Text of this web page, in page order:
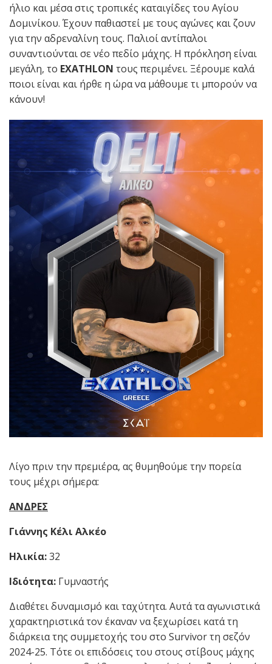
ήλιο και μέσα στις τροπικές καταιγίδες του Αγίου
Δομινίκου. Έχουν παθιαστεί με τους αγώνες και ζουν
για την αδρεναλίνη τους. Παλιοί αντίπαλοι
συναντιούνται σε νέο πεδίο μάχης. Η πρόκληση είναι
μεγάλη, το EXATHLON τους περιμένει. Ξέρουμε καλά
ποιοι είναι και ήρθε η ώρα να μάθουμε τι μπορούν να
κάνουν!
Λίγο πριν την πρεμιέρα, ας θυμηθούμε την πορεία
τους μέχρι σήμερα:
ΑΝΔΡΕΣ
Γιάννης Κέλι Αλκέο
Ηλικία:32
Ιδιότητα: Γυμναστής
Διαθέτει δυναμισμό και ταχύτητα. Αυτά τα αγωνιστικά
χαρακτηριστικά τον έκαναν να ξεχωρίσει κατά τη
διάρκεια της συμμετοχής του στο Survivor τη σεζόν
2024-25. Τότε οι επιδόσεις του στους στίβους μάχης